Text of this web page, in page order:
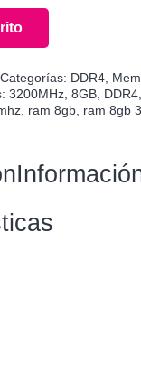
Categorías: DDR4,
3200MHz, 8GB, DDR4,
ram 8gb ram 8gb